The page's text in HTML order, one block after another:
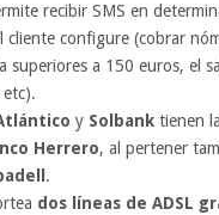
recibir SMS en
cliente configure (cobrar
superiores a 150 euros, el
y Solbank tienen
Herrero, al pertener
.
dos líneas de ADSL